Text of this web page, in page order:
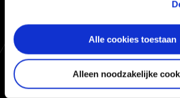
Alle cookies toestaan
Alleen noodzakelijke
PARTICULIER
BEDRIJVEN
REFERENTIE FOTO’S